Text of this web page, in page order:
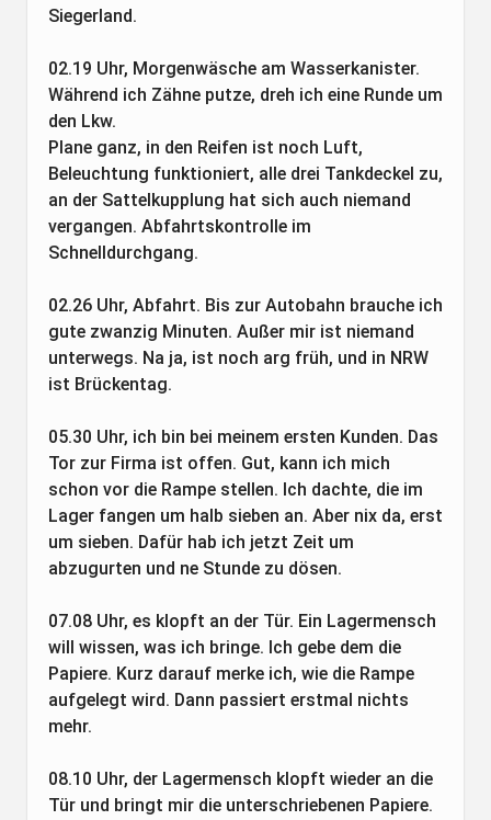
Siegerland.
02.19 Uhr, Morgenwäsche am Wasserkanister.
Während ich Zähne putze, dreh ich eine Runde um
den Lkw.
Plane ganz, in den Reifen ist noch Luft,
Beleuchtung funktioniert, alle drei Tankdeckel zu,
an der Sattelkupplung hat sich auch niemand
vergangen. Abfahrtskontrolle im
Schnelldurchgang.
02.26 Uhr, Abfahrt. Bis zur Autobahn brauche ich
gute zwanzig Minuten. Außer mir ist niemand
unterwegs. Na ja, ist noch arg früh, und in NRW
ist Brückentag.
05.30 Uhr, ich bin bei meinem ersten Kunden. Das
Tor zur Firma ist offen. Gut, kann ich mich
schon vor die Rampe stellen. Ich dachte, die im
Lager fangen um halb sieben an. Aber nix da, erst
um sieben. Dafür hab ich jetzt Zeit um
abzugurten und ne Stunde zu dösen.
07.08 Uhr, es klopft an der Tür. Ein Lagermensch
will wissen, was ich bringe. Ich gebe dem die
Papiere. Kurz darauf merke ich, wie die Rampe
aufgelegt wird. Dann passiert erstmal nichts
mehr.
08.10 Uhr, der Lagermensch klopft wieder an die
Tür und bringt mir die unterschriebenen Papiere.